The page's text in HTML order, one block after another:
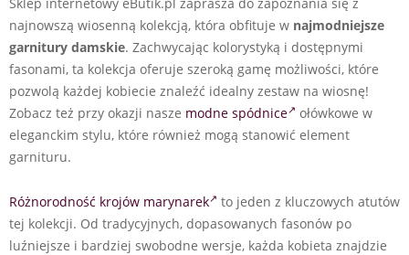
najnowszą wiosenną kolekcją, która obfituje w najmodniejsze
garnitury damskie. Zachwycając kolorystyką i dostępnymi
fasonami, ta kolekcja oferuje szeroką gamę możliwości, które
pozwolą każdej kobiecie znaleźć idealny zestaw na wiosnę!
Zobacz też przy okazji nasze modne spódnice
ołówkowe w
eleganckim stylu, które również mogą stanowić element
garnituru.
Różnorodność krojów marynarek
to jeden z kluczowych atutów
tej kolekcji. Od tradycyjnych, dopasowanych fasonów po
luźniejsze i bardziej swobodne wersje, każda kobieta znajdzie